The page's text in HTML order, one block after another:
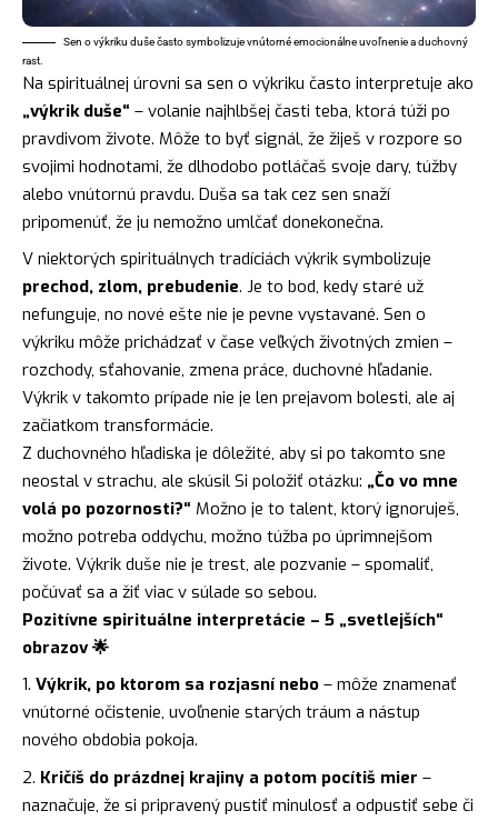
Sen o výkriku duše často symbolizuje vnútorné emocionálne uvoľnenie a duchovný
rast.
Na spirituálnej úrovni sa sen o výkriku často interpretuje ako
„výkrik duše“ – volanie najhlbšej časti teba, ktorá túži po
pravdivom živote. Môže to byť signál, že žiješ v rozpore so
svojimi hodnotami, že dlhodobo potláčaš svoje dary, túžby
alebo vnútornú pravdu. Duša sa tak cez sen snaží
pripomenúť, že ju nemožno umlčať donekonečna.
V niektorých spirituálnych tradíciách výkrik symbolizuje
prechod, zlom, prebudenie. Je to bod, kedy staré už
nefunguje, no nové ešte nie je pevne vystavané. Sen o
výkriku môže prichádzať v čase veľkých životných zmien –
rozchody, sťahovanie, zmena práce, duchovné hľadanie.
Výkrik v takomto prípade nie je len prejavom bolesti, ale aj
začiatkom transformácie.
Z duchovného hľadiska je dôležité, aby si po takomto sne
neostal v strachu, ale skúsil Si položiť otázku: „Čo vo mne
volá po pozornosti?“ Možno je to talent, ktorý ignoruješ,
možno potreba oddychu, možno túžba po úprimnejšom
živote. Výkrik duše nie je trest, ale pozvanie – spomaliť,
počúvať sa a žiť viac v súlade so sebou.
Pozitívne spirituálne interpretácie – 5 „svetlejších“
obrazov 🌟
Výkrik, po ktorom sa rozjasní nebo – môže znamenať
vnútorné očistenie, uvoľnenie starých tráum a nástup
nového obdobia pokoja.
Kričíš do prázdnej krajiny a potom pocítiš mier –
naznačuje, že si pripravený pustiť minulosť a odpustiť sebe či